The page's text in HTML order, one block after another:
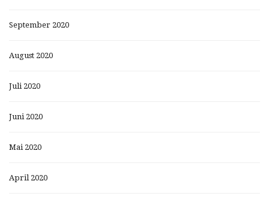
September 2020
August 2020
Juli 2020
Juni 2020
Mai 2020
April 2020